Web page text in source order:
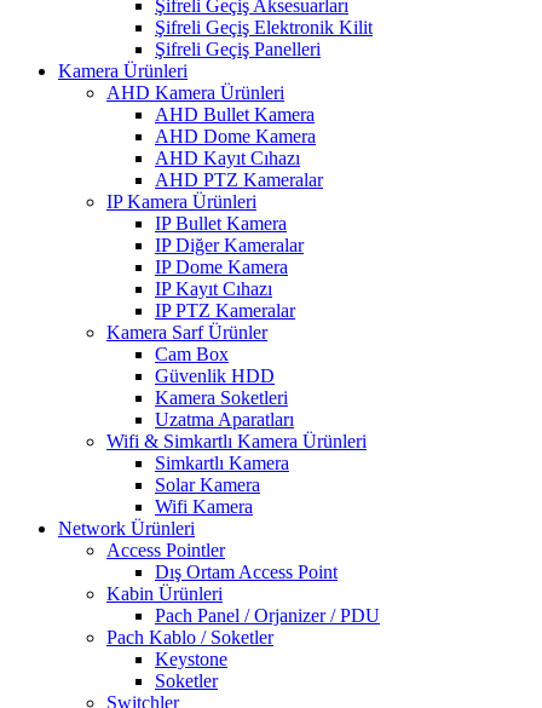
Şifreli Geçiş Aksesuarları
Şifreli Geçiş Elektronik Kilit
Şifreli Geçiş Panelleri
Kamera Ürünleri
AHD Kamera Ürünleri
AHD Bullet Kamera
AHD Dome Kamera
AHD Kayıt Cıhazı
AHD PTZ Kameralar
IP Kamera Ürünleri
IP Bullet Kamera
IP Diğer Kameralar
IP Dome Kamera
IP Kayıt Cıhazı
IP PTZ Kameralar
Kamera Sarf Ürünler
Cam Box
Güvenlik HDD
Kamera Soketleri
Uzatma Aparatları
Wifi & Simkartlı Kamera Ürünleri
Simkartlı Kamera
Solar Kamera
Wifi Kamera
Network Ürünleri
Access Pointler
Dış Ortam Access Point
Kabin Ürünleri
Pach Panel / Orjanizer / PDU
Pach Kablo / Soketler
Keystone
Soketler
Switchler